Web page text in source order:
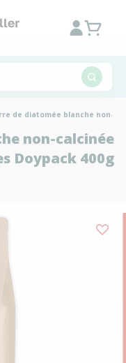
de diatomée blanche non-
non-calcinée
Doypack 400g